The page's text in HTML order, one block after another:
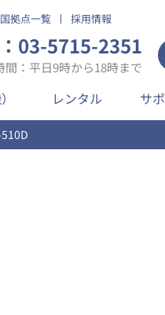
拠点一覧 採用情報
03-5715-2351
間：平日9時から18時まで
レンタル サ